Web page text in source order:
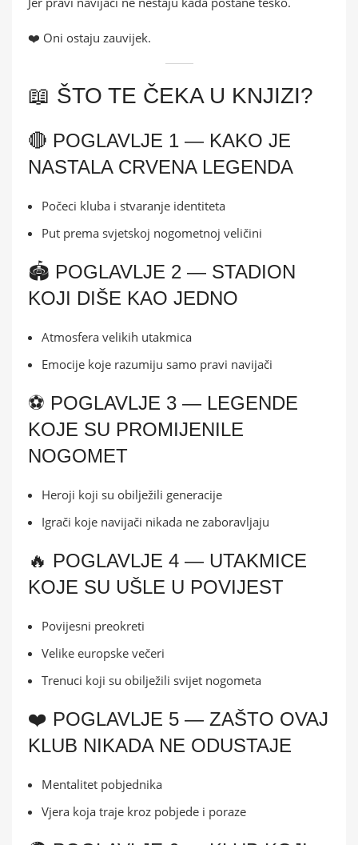
❤️ Oni ostaju zauvijek.
📖 ŠTO TE ČEKA U KNJIZI?
🔴 POGLAVLJE 1 — KAKO JE
NASTALA CRVENA LEGENDA
Počeci kluba i stvaranje identiteta
Put prema svjetskoj nogometnoj veličini
🏟️ POGLAVLJE 2 — STADION
KOJI DIŠE KAO JEDNO
Atmosfera velikih utakmica
Emocije koje razumiju samo pravi navijači
⚽ POGLAVLJE 3 — LEGENDE
KOJE SU PROMIJENILE
NOGOMET
Heroji koji su obilježili generacije
Igrači koje navijači nikada ne zaboravljaju
🔥 POGLAVLJE 4 — UTAKMICE
KOJE SU UŠLE U POVIJEST
Povijesni preokreti
Velike europske večeri
Trenuci koji su obilježili svijet nogometa
❤️ POGLAVLJE 5 — ZAŠTO OVAJ
KLUB NIKADA NE ODUSTAJE
Mentalitet pobjednika
Vjera koja traje kroz pobjede i poraze